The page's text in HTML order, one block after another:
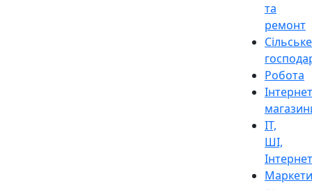
та
ремонт
Сільське
Робота
Інтернет
ІТ,
ШІ,
Інтернет